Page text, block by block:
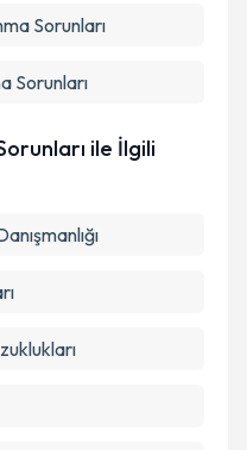
ilişkinAydınlatma
ediyorum.
Gönder
Sorunları
Sorunları
ile İlgili